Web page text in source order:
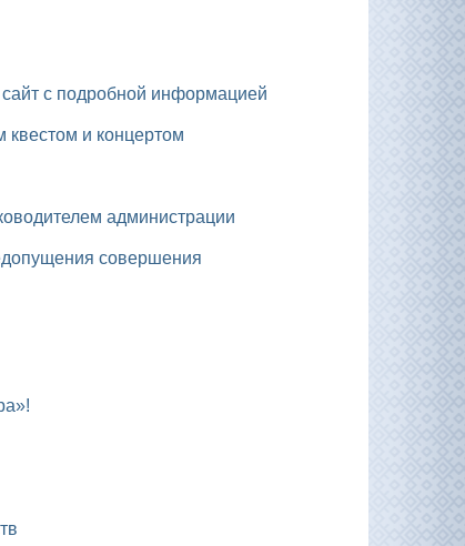
сайт с подробной информацией
квестом и концертом
администрации